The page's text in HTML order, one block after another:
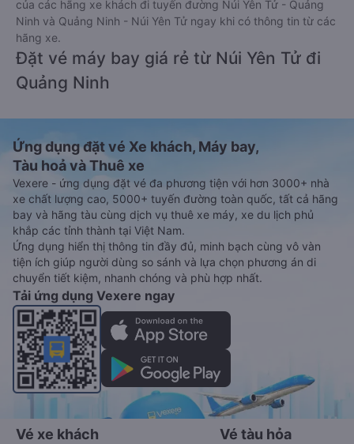
của các hãng xe khách đi tuyến đường Núi Yên Tử - Quảng
Ninh và Quảng Ninh - Núi Yên Tử ngay khi có thông tin từ các
hãng xe.
Đặt vé máy bay giá rẻ từ Núi Yên Tử đi
Quảng Ninh
Ứng dụng đặt vé Xe khách, Máy bay,
Tàu hoả và Thuê xe
Vexere - ứng dụng đặt vé đa phương tiện với hơn 3000+ nhà
xe chất lượng cao, 5000+ tuyến đường toàn quốc, tất cả hãng
bay và hãng tàu cùng dịch vụ thuê xe máy, xe du lịch phủ
khắp các tỉnh thành tại Việt Nam.
Ứng dụng hiển thị thông tin đầy đủ, minh bạch cùng vô vàn
tiện ích giúp người dùng so sánh và lựa chọn phương án di
chuyển tiết kiệm, nhanh chóng và phù hợp nhất.
Tải ứng dụng Vexere ngay
Vé xe khách Vé tàu hỏa